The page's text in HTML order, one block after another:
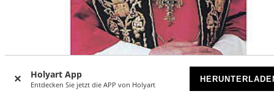
Holyart App
Entdecken Sie jetzt die APP von Holyart
MENGENSTAFFEL/N